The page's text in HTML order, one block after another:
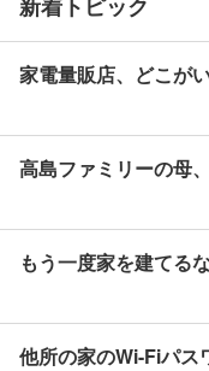
家電量販店、どこが
高島ファミリーの母
もう一度家を建てる
他所の家のWi-Fiパス